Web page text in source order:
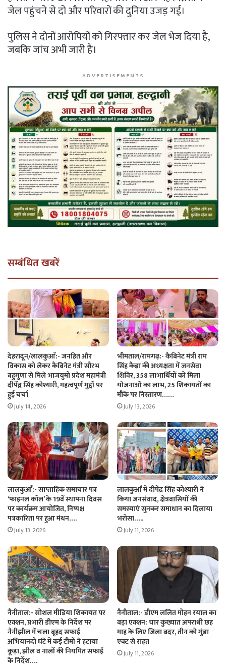
जेल पहुंचने से दो और परिवारों की दुनिया उजड़ गई।
पुलिस ने दोनों आरोपियों को गिरफ्तार कर जेल भेज दिया है,
जबकि जांच अभी जारी है।
ADVERTISEMENTS
सम्बंधित खबरें
देहरादून/लालकुआँ:- जनहित और
विकास को लेकर कैबिनेट मंत्री सौरभ
बहुगुणा से मिले भाजयुमो प्रदेश महामंत्री
दीपेंद्र सिंह कोश्यारी, महत्वपूर्ण मुद्दों पर
हुई चर्चा
July 14, 2026
भीमताल/रामगढ़:- कैबिनेट मंत्री राम
सिंह कैड़ा की अध्यक्षता में जनसेवा
शिविर, 358 लाभार्थियों को मिला
योजनाओं का लाभ, 25 शिकायतों का
मौके पर निस्तारण……
July 13, 2026
लालकुआँ:- साप्ताहिक समाचार पत्र
‘फाइनल कॉल’ के 19वें स्थापना दिवस
पर कार्यक्रम आयोजित, निष्पक्ष
पत्रकारिता पर हुआ मंथन….
July 13, 2026
लालकुआँ में दीपेंद्र सिंह कोश्यारी ने
किया जनसंवाद, क्षेत्रवासियों की
समस्याएं सुनकर समाधान का दिलाया
भरोसा…..
July 11, 2026
नैनीताल:- सोशल मीडिया शिकायत पर
एक्शन, प्रभारी डीएम के निर्देश पर
नैनीझील में चला बृहद सफाई
अभियानदो घंटे में कई टीमों ने हटाया
कूड़ा, झील व नालों की नियमित सफाई
के निर्देश….
नैनीताल:- डीएम ललित मोहन रयाल का
बड़ा एक्शन: चार कुख्यात अपराधी छह
माह के लिए जिला बदर, तीन को गुंडा
एक्ट से राहत
July 11, 2026